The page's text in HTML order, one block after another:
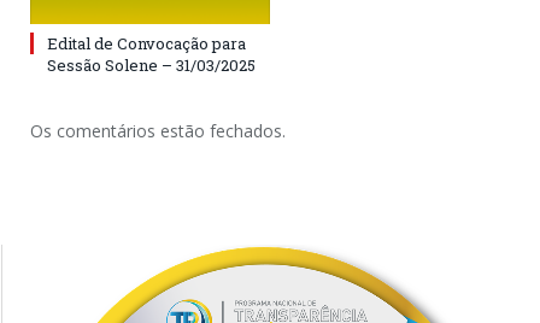
Edital de Convocação para
Sessão Solene – 31/03/2025
Os comentários estão fechados.